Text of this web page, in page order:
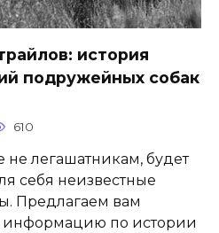
история
подружейных собак
610
не легашатникам, будет
себя неизвестные
Предлагаем вам
информацию по истории